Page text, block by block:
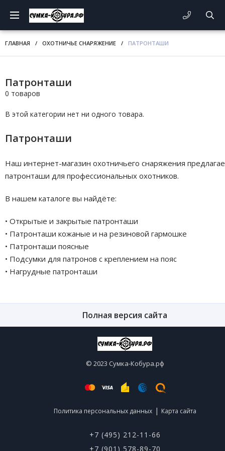
ГЛАВНАЯ / ОХОТНИЧЬЕ СНАРЯЖЕНИЕ / ПАТРОНТАШИ
Патронташи
0 товаров
В этой категории нет ни одного товара.
Патронташи
Наш интернет-магазин охотничьего снаряжения
патронташи для профессиональных охотников.
В нашем каталоге вы найдёте:
• Открытые и закрытые патронташи
• Патронташи кожаные и на резиновой гармошке
• Патронташи поясные
• Подсумки для патронов с креплением на пояс
• Нагрудные патронташи
Полная версия сайта
© 2023 Сумка-Кобура.рф
Политика персональных данных | Карта сайта
+7 (495) 212-11-66
+7 (901) 578-89-70